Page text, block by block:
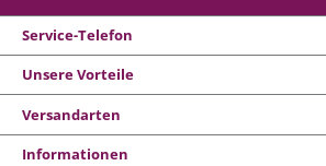
Service-Telefon
Unsere Vorteile
Versandarten
Informationen